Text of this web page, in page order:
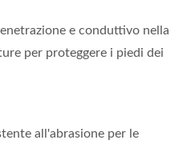
e conduttivo nella
per proteggere i piedi dei
all'abrasione per le